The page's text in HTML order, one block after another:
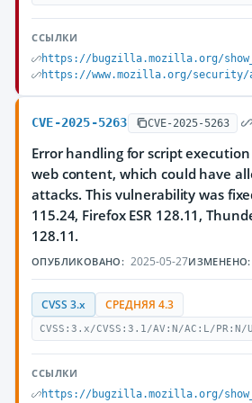
ССЫЛКИ
https://bugzilla.mozilla.org/
https://www.mozilla.org/security/
CVE-2025-5263 CVE-2025-5263
Error handling for script
web content, which could have
attacks. This vulnerability was
115.24, Firefox ESR 128.11,
128.11.
ОПУБЛИКОВАНО: 2025-05-27ИЗМЕНЕНО:
CVSS 3.x СРЕДНЯЯ 4.3
CVSS:3.x/CVSS:3.1/AV:N/AC:L/
ССЫЛКИ
https://bugzilla.mozilla.org/